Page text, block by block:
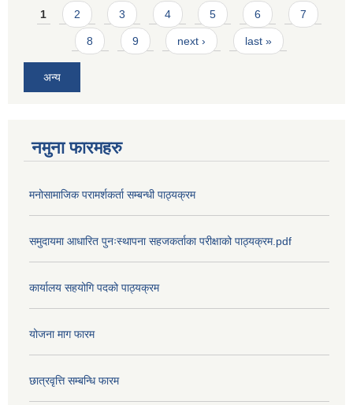
Pages
1 2 3 4 5 6 7
8 9 next › last »
अन्य
नमुना फारमहरु
मनोसामाजिक परामर्शकर्ता सम्बन्धी पाठ्यक्रम
समुदायमा आधारित पुनःस्थापना सहजकर्ताका परीक्षाको पाठ्यक्रम.pdf
कार्यालय सहयोगि पदको पाठ्यक्रम
योजना माग फारम
छात्रवृत्ति सम्बन्धि फारम